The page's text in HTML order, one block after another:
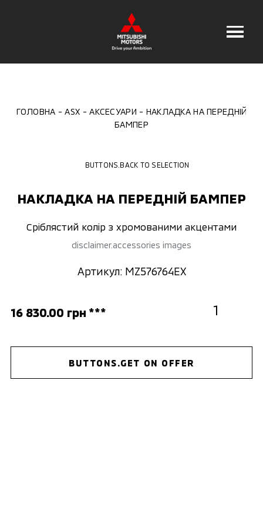
ГОЛОВНА ASX АКСЕСУАРИ
НАКЛАДКА НА ПЕРЕДНІЙ
БАМПЕР
BUTTONS.BACK TO SELECTION
НАКЛАДКА НА ПЕРЕДНІЙ БАМПЕР
Сріблястий колір з хромованими акцентами
disclaimer.accessories images
Артикул: MZ576764EX
16 830.00 грн ***
BUTTONS.GET ON OFFER